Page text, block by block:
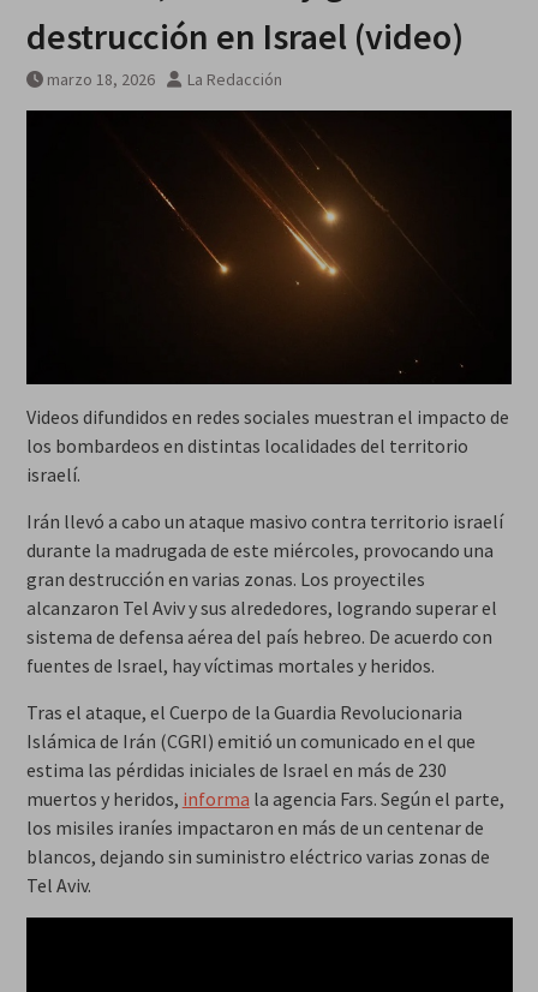
destrucción en Israel (video)
marzo 18, 2026 La Redacción
Videos difundidos en redes sociales muestran el impacto de
los bombardeos en distintas localidades del territorio
israelí.
Irán llevó a cabo un ataque masivo contra territorio israelí
durante la madrugada de este miércoles, provocando una
gran destrucción en varias zonas. Los proyectiles
alcanzaron Tel Aviv y sus alrededores, logrando superar el
sistema de defensa aérea del país hebreo. De acuerdo con
fuentes de Israel, hay víctimas mortales y heridos.
Tras el ataque, el Cuerpo de la Guardia Revolucionaria
Islámica de Irán (CGRI) emitió un comunicado en el que
estima las pérdidas iniciales de Israel en más de 230
muertos y heridos, informa la agencia Fars. Según el parte,
los misiles iraníes impactaron en más de un centenar de
blancos, dejando sin suministro eléctrico varias zonas de
Tel Aviv.